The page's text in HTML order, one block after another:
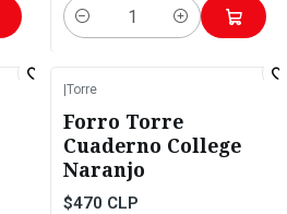
Cantidad
Torre
Forro Torre
Cuaderno College
Naranjo
$470 CLP